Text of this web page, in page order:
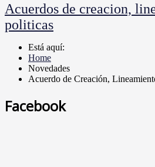
Acuerdos de creacion,
politicas
Está aquí:
Home
Novedades
Acuerdo de Creación,
Facebook